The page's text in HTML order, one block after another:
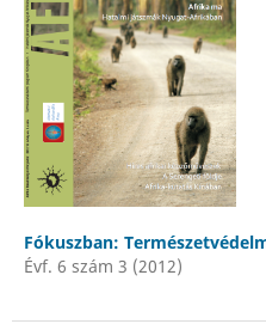
Fókuszban:
Évf. 6 szám 3 (2012)